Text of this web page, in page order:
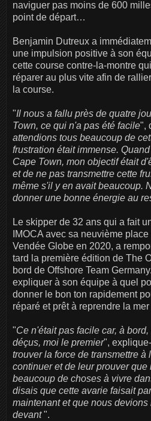
naviguer pas moins de 600
point de départ…
Benjamin Dutreux a
une impulsion positive à son
cette course contre-la-montre
réparer au plus vite afin de
la course.
"Il nous a fallu près de quatre
Town, ce qui n'a pas été facile",
attendions tous beaucoup de
frustration était immense.
Cape Town, mon objectif était
et de ne pas transmettre cette
même s'il y en avait beaucoup.
donner une bonne énergie au
Le skipper de 32 ans qui a fait
IMOCA avec sa neuvième
Vendée Globe en 2020, a
tard la première édition de The
bord de Offshore Team
expliquer à son équipe à quel
donner le bon ton rapidement
réparé et prêt à reprendre la
"Ce n'était pas facile car, à
déçus, moi le premier",
trouver la force de transmettre
continuer et de leur prouver
beaucoup de choses à vivre
disais que cette avarie faisait
maintenant et que nous
devant".